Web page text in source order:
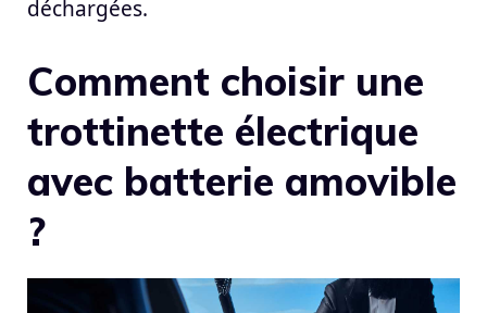
déchargées.
Comment choisir une
trottinette électrique
avec batterie amovible
?